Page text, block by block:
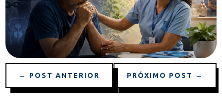
← POST ANTERIOR PRÓXIMO POST →